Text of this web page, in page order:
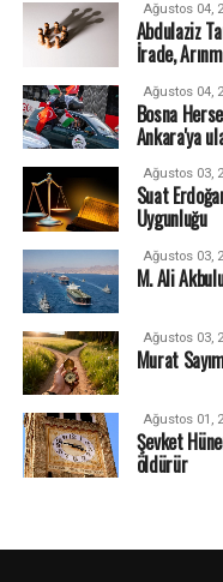
Ağustos 04,
Abdulaziz
İrade,
Ağustos 04,
Bosna
Ankara'ya
Ağustos 03,
Suat
Uygunluğu
Ağustos 03,
M. Ali
Ağustos 03,
Murat
Ağustos 01,
Şevket
öldürür